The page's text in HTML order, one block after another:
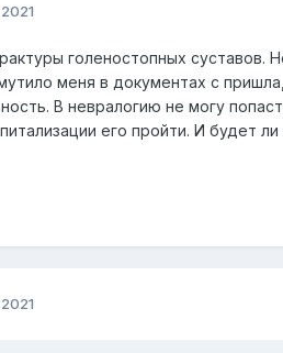
голеностопных суставов.
меня в документах с
В невралогию не могу
его пройти. И будет